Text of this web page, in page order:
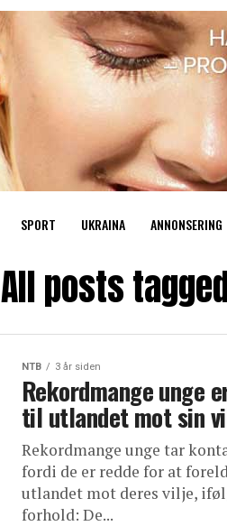
SPORT UKRAINA ANNONSERING
All posts
NTB 3 år siden
Rekordmange unge
til utlandet mot sin
Rekordmange unge tar
fordi de er redde for at
utlandet mot deres vilje,
forhold: De...